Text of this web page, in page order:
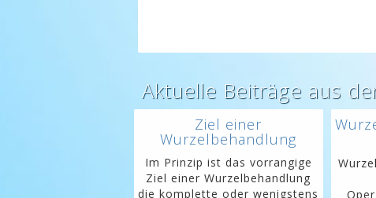
Aktuelle Beiträge aus
Ziel einer
Wurzelbehandlung
Im Prinzip ist das vorrangige
Ziel einer Wurzelbehandlung
die komplette oder wenigstens